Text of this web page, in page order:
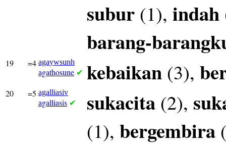
subur (1), indah
barang-
19 =4 agaywsunh
agathosune ✔ kebaikan (3),
20 =5 agalliasiv
agalliasis ✔ sukacita (2),
(1), bergembira